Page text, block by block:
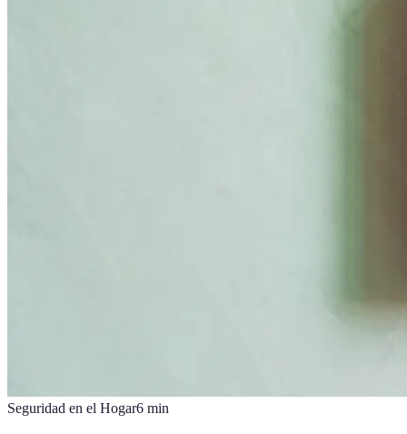
Seguridad en el Hogar6 min